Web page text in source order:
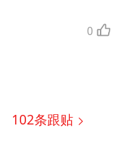
0
102条跟贴